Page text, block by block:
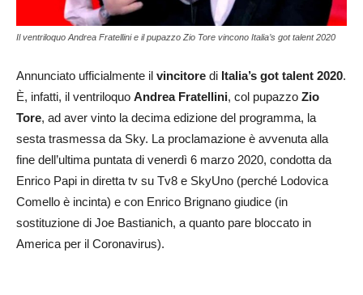
Il ventriloquo Andrea Fratellini e il pupazzo Zio Tore vincono Italia’s got talent 2020
Annunciato ufficialmente il vincitore di Italia’s got talent 2020.
È, infatti, il ventriloquo Andrea Fratellini, col pupazzo Zio
Tore, ad aver vinto la decima edizione del programma, la
sesta trasmessa da Sky. La proclamazione è avvenuta alla
fine dell’ultima puntata di venerdì 6 marzo 2020, condotta da
Enrico Papi in diretta tv su Tv8 e SkyUno (perché Lodovica
Comello è incinta) e con Enrico Brignano giudice (in
sostituzione di Joe Bastianich, a quanto pare bloccato in
America per il Coronavirus).